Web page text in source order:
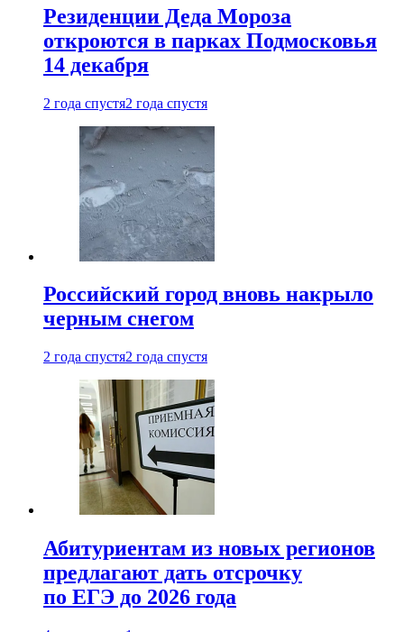
Резиденции Деда Мороза
откроются в парках Подмосковья
14 декабря
2 года спустя2 года спустя
Российский город вновь накрыло
черным снегом
2 года спустя2 года спустя
Абитуриентам из новых регионов
предлагают дать отсрочку
по ЕГЭ до 2026 года